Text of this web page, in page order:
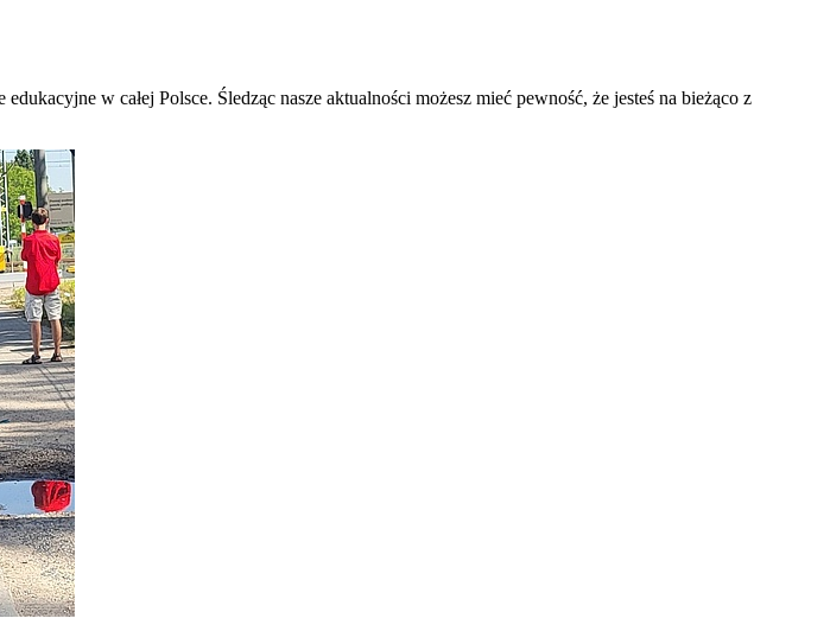
w całej Polsce. Śledząc nasze aktualności możesz mieć pewność, że jesteś na bieżąco z